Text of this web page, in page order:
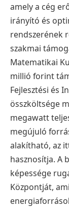
amely a cég
irányító és
rendszerének
szakmai
Matematikai
millió forint
Fejlesztési és
összköltsége
megawatt
megújuló
alakítható, az
hasznosítja. A
képessége
Központját,